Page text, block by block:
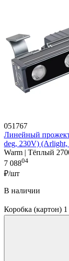
051767
Линейный
deg, 230V)
Warm | Тёплый
7 08804
₽/шт
В наличии
Коробка (картон)